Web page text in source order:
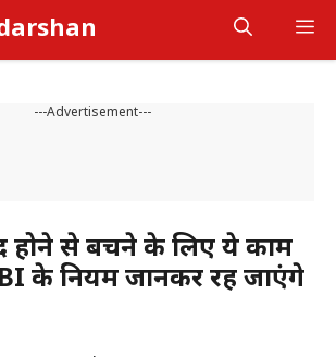
---Advertisement---
होने से बचने के लिए ये काम
के नियम जानकर रह जाएंगे